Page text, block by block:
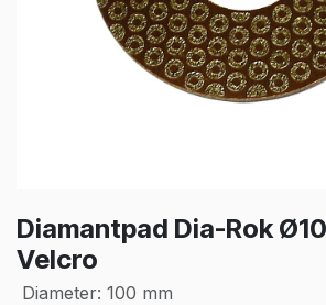
Diamantpad Dia-Rok
Velcro
Diameter: 100 mm